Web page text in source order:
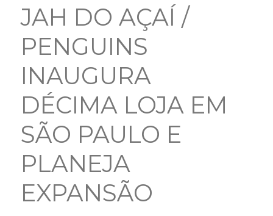
JAH DO AÇAÍ /
PENGUINS
INAUGURA
DÉCIMA LOJA EM
SÃO PAULO E
PLANEJA
EXPANSÃO